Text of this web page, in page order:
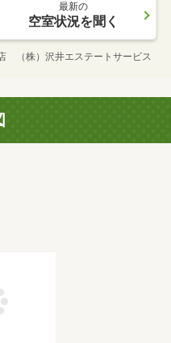
最新の
空室状況を聞く
（株）沢井エステートサービス